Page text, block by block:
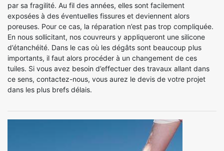
par sa fragilité. Au fil des années, elles sont facilement
exposées à des éventuelles fissures et deviennent alors
poreuses. Pour ce cas, la réparation n’est pas trop compliquée.
En nous sollicitant, nos couvreurs y appliqueront une silicone
d’étanchéité. Dans le cas où les dégâts sont beaucoup plus
importants, il faut alors procéder à un changement de ces
tuiles. Si vous avez besoin d’effectuer des travaux allant dans
ce sens, contactez-nous, vous aurez le devis de votre projet
dans les plus brefs délais.